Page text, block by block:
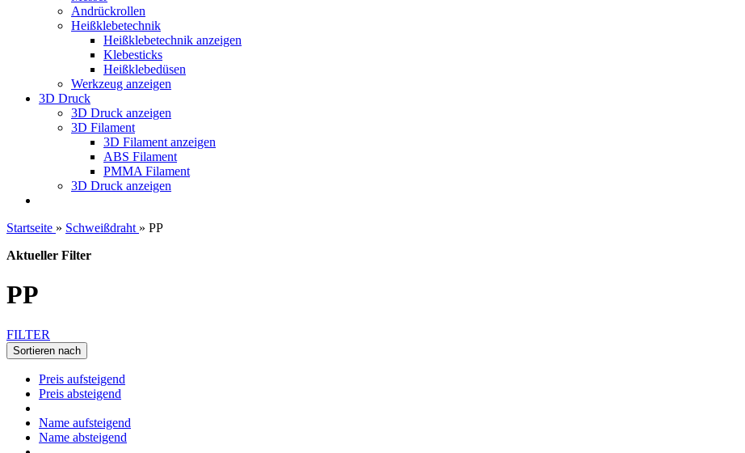
Andrückrollen
Heißklebetechnik
Heißklebetechnik anzeigen
Klebesticks
Heißklebedüsen
Werkzeug anzeigen
3D Druck
3D Druck anzeigen
3D Filament
3D Filament anzeigen
ABS Filament
PMMA Filament
3D Druck anzeigen
Startseite » Schweißdraht » PP
Aktueller Filter
PP
FILTER
Sortieren nach
Preis aufsteigend
Preis absteigend
Name aufsteigend
Name absteigend